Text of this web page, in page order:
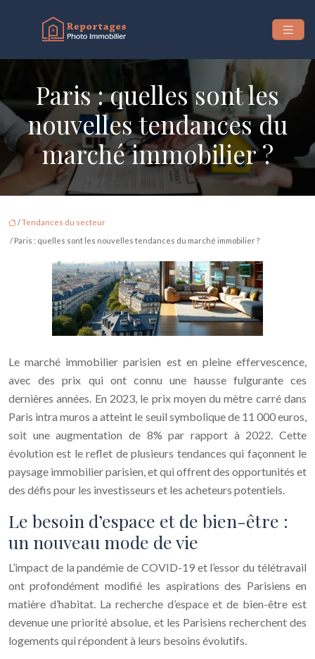
Paris : quelles sont les
nouvelles tendances du
marché immobilier ?
/Tendances du secteur
/ Paris : quelles sont les nouvelles tendances du marché immobilier ?
Le marché immobilier parisien est en pleine effervescence,
avec des prix qui ont connu une hausse fulgurante ces
dernières années. En 2023, le prix moyen du mètre carré dans
Paris intra muros a atteint le seuil symbolique de 11 000 euros,
soit une augmentation de 8% par rapport à 2022. Cette
évolution est le reflet de plusieurs tendances qui façonnent le
paysage immobilier parisien, et qui offrent des opportunités et
des défis pour les investisseurs et les acheteurs potentiels.
Le besoin d’espace et de bien-être :
un nouveau mode de vie
L’impact de la pandémie de COVID-19 et l’essor du télétravail
ont profondément modifié les aspirations des Parisiens en
matière d’habitat. La recherche d’espace et de bien-être est
devenue une priorité absolue, et les Parisiens recherchent des
logements qui répondent à leurs besoins évolutifs.